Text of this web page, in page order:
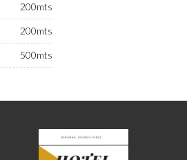
200mts
200mts
500mts